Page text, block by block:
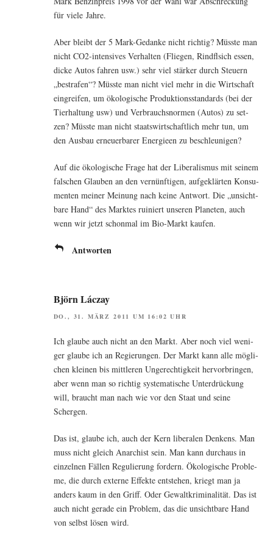
für vie­le Jahre.
Aber bleibt der 5 Mark-Gedan­ke nicht rich­tig? Müss­te man
nicht CO2-inten­si­ves Ver­hal­ten (Flie­gen, Rind­fl­sich essen,
dicke Autos fah­ren usw.) sehr viel stär­ker durch Steu­ern
„bestra­fen“? Müss­te man nicht viel mehr in die Wirt­schaft
ein­grei­fen, um öko­lo­gi­sche Pro­duk­ti­ons­stan­dards (bei der
Tier­hal­tung usw) und Ver­brauchs­nor­men (Autos) zu set­
zen? Müss­te man nicht staats­wirt­schaft­lich mehr tun, um
den Aus­bau erneu­er­ba­rer Ener­gie­en zu beschleunigen?
Auf die öko­lo­gi­sche Fra­ge hat der Libe­ra­lis­mus mit sei­nem
fal­schen Glau­ben an den ver­nünf­ti­gen, auf­ge­klär­ten Kon­su­
men­ten mei­ner Mei­nung nach kei­ne Ant­wort. Die „unsicht­
ba­re Hand“ des Mark­tes rui­niert unse­ren Pla­ne­ten, auch
wenn wir jetzt schon­mal im Bio-Markt kaufen.
Antworten
Björn Láczay
DO., 31. MÄRZ 2011 UM 16:02 UHR
Ich glau­be auch nicht an den Markt. Aber noch viel weni­
ger glau­be ich an Regie­run­gen. Der Markt kann alle mög­li­
chen klei­nen bis mitt­le­ren Unge­rech­tig­keit her­vor­brin­gen,
aber wenn man so rich­tig sys­te­ma­ti­sche Unter­drü­ckung
will, braucht man nach wie vor den Staat und sei­ne
Schergen.
Das ist, glau­be ich, auch der Kern libe­ra­len Den­kens. Man
muss nicht gleich Anar­chist sein. Man kann durch­aus in
ein­zel­nen Fäl­len Regu­lie­rung for­dern. Öko­lo­gi­sche Pro­ble­
me, die durch exter­ne Effek­te ent­ste­hen, kriegt man ja
anders kaum in den Griff. Oder Gewalt­kri­mi­na­li­tät. Das ist
auch nicht gera­de ein Pro­blem, das die unsicht­ba­re Hand
von selbst lösen wird.